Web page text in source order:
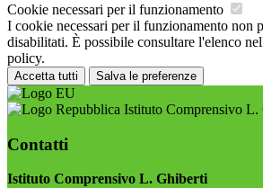
Cookie necessari per il funzionamento
I cookie necessari per il funzionamento non
disabilitati. È possibile consultare l'elenco
policy.
Accetta tutti Salva le preferenze
Istituto Comprensivo L.
Contatti
Istituto Comprensivo L. Ghiberti